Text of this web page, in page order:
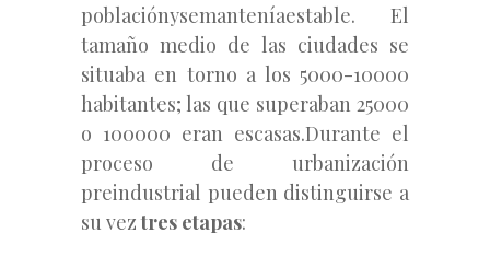
poblaciónysemanteníaestable. El
tamaño medio de las ciudades se
situaba en torno a los 5000-10000
habitantes; las que superaban 25000
o 100000 eran escasas.Durante el
proceso de urbanización
preindustrial pueden distinguirse a
su veztres etapas: